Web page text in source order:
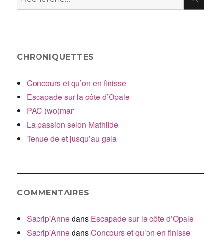
pour
CHRONIQUETTES
Concours et qu’on en finisse
Escapade sur la côte d’Opale
PAC (wo)man
La passion selon Mathilde
Tenue de et jusqu’au gala
COMMENTAIRES
Sacrip'Annedans Escapade sur la côte d’Opale
Sacrip'AnnedansConcours et qu’on en finisse